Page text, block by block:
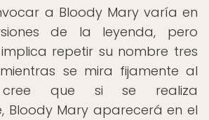
a Bloody Mary varía en
de la leyenda, pero
repetir su nombre tres
se mira fijamente al
cree que si se realiza
Bloody Mary aparecerá en el